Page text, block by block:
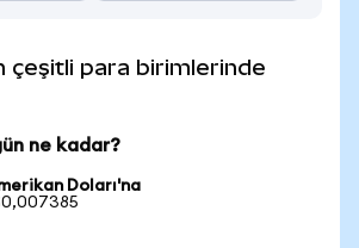
çeşitli para birimlerinde
ne kadar?
Doları'na